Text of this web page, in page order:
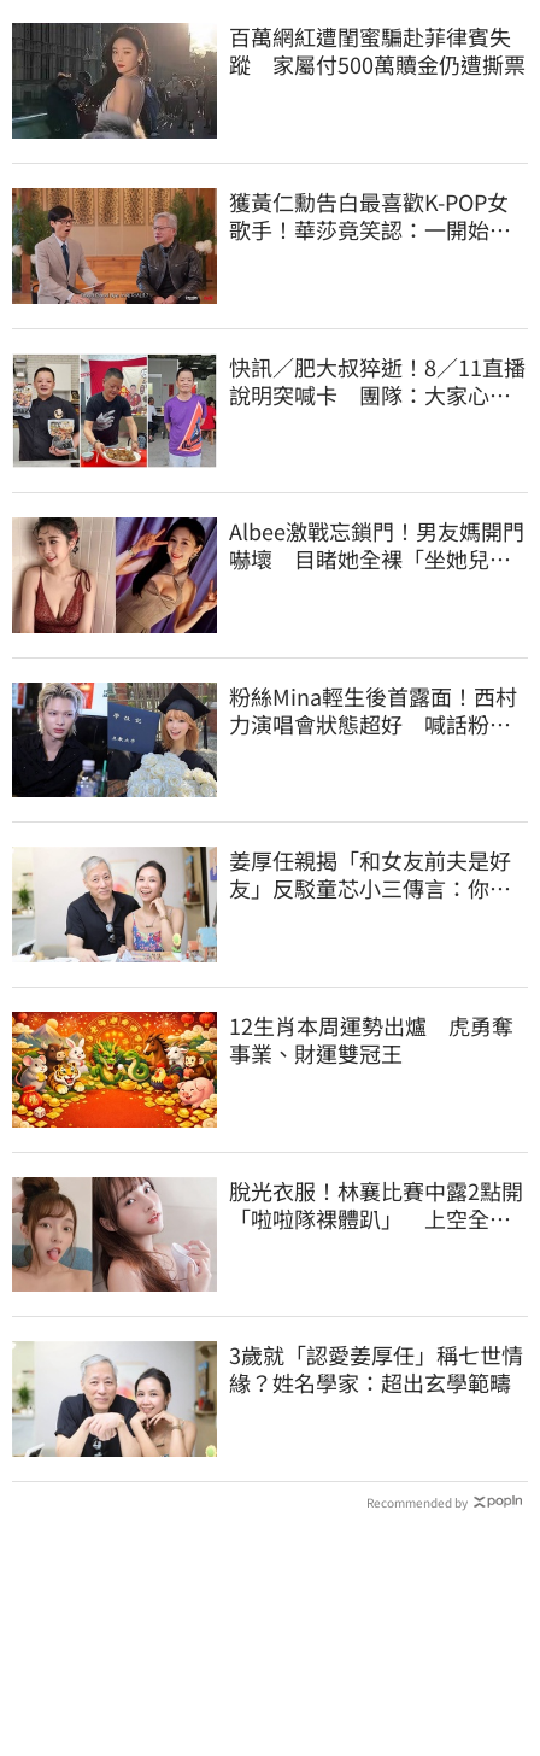
百萬網紅遭閨蜜騙赴菲律賓失
蹤 家屬付500萬贖金仍遭撕票
獲黃仁勳告白最喜歡K-POP女
歌手！華莎竟笑認：一開始不
快訊／肥大叔猝逝！8／11直播
說明突喊卡 團隊：大家心情
Albee激戰忘鎖門！男友媽開門
嚇壞 目睹她全裸「坐她兒子
粉絲Mina輕生後首露面！西村
力演唱會狀態超好 喊話粉
姜厚任親揭「和女友前夫是好
友」反駁童芯小三傳言：你在
12生肖本周運勢出爐 虎勇奪
事業、財運雙冠王
脫光衣服！林襄比賽中露2點開
「啦啦隊裸體趴」 上空全裸
3歲就「認愛姜厚任」稱七世情
緣？姓名學家：超出玄學範疇
Recommended by